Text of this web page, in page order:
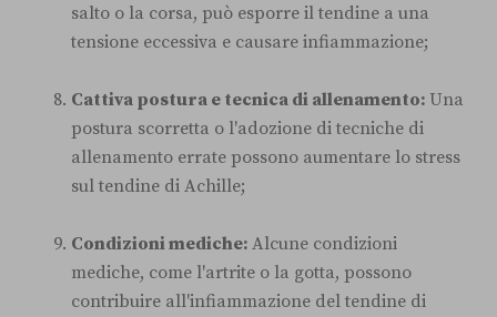
salto o la corsa, può esporre il tendine a una
tensione eccessiva e causare infiammazione;
Cattiva postura e tecnica di allenamento: Una
postura scorretta o l'adozione di tecniche di
allenamento errate possono aumentare lo stress
sul tendine di Achille;
Condizioni mediche: Alcune condizioni
mediche, come l'artrite o la gotta, possono
contribuire all'infiammazione del tendine di